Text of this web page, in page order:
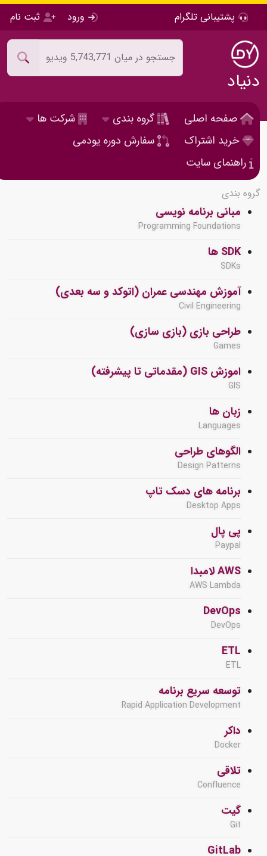
پشتیبانی تلگرام ورود ثبت نام
دنیاد
صفحه اصلی گروه بندی
شرکت ها
خرید اشتراک
سفارش دوره یودمی
راهنمای سایت
گروه بندی
مبانی برنامه نویسی
Programming Foundations
SDK ها
SDKs
آموزش مهندسی عمران (اتوکد و سه بعدی)
Civil Engineering
طراحی بازی (بازی سازی)
Games
اموزش GIS (مقدماتی تا پیشرفته)
GIS
زبان ها
Languages
الگوهای طراحی
Design Patterns
برنامه های دسک تاپ
Desktop Apps
پی پال
Paypal
AWS لامبدا
AWS Lambda
DevOps
DevOps
ETL
ETL
توسعه سریع برنامه
Rapid Application Development
داکر
Docker
تلاقی
Confluence
گیت
Git
GitLab